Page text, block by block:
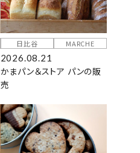
日比谷 MARCHE
2026.08.21
かまパン＆ストア パンの販
売